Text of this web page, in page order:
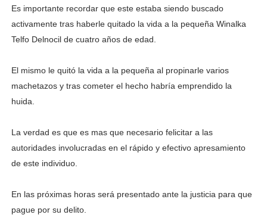
Es importante recordar que este estaba siendo buscado
activamente tras haberle quitado la vida a la pequeña Winalka
Telfo Delnocil de cuatro años de edad.
El mismo le quitó la vida a la pequeña al propinarle varios
machetazos y tras cometer el hecho habría emprendido la
huida.
La verdad es que es mas que necesario felicitar a las
autoridades involucradas en el rápido y efectivo apresamiento
de este individuo.
En las próximas horas será presentado ante la justicia para que
pague por su delito.